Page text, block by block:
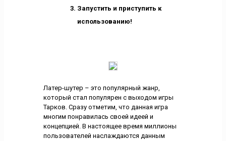
Запустить и приступить к
использованию!
Латер-шутер – это популярный жанр,
который стал популярен с выходом игры
Тарков. Сразу отметим, что данная игра
многим понравилась своей идеей и
концепцией. В настоящее время миллионы
пользователей наслаждаются данным